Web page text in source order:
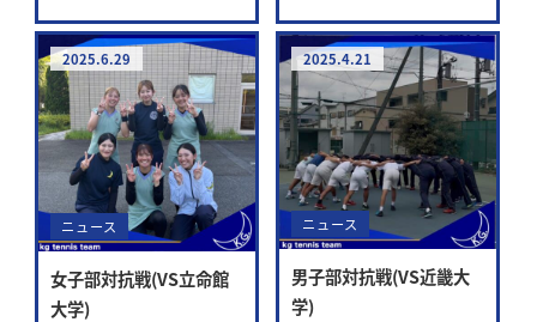
2025.6.29
ニュース
女子部対抗戦(VS立命館
大学)
2025.4.21
ニュース
男子部対抗戦(VS近畿大
学)